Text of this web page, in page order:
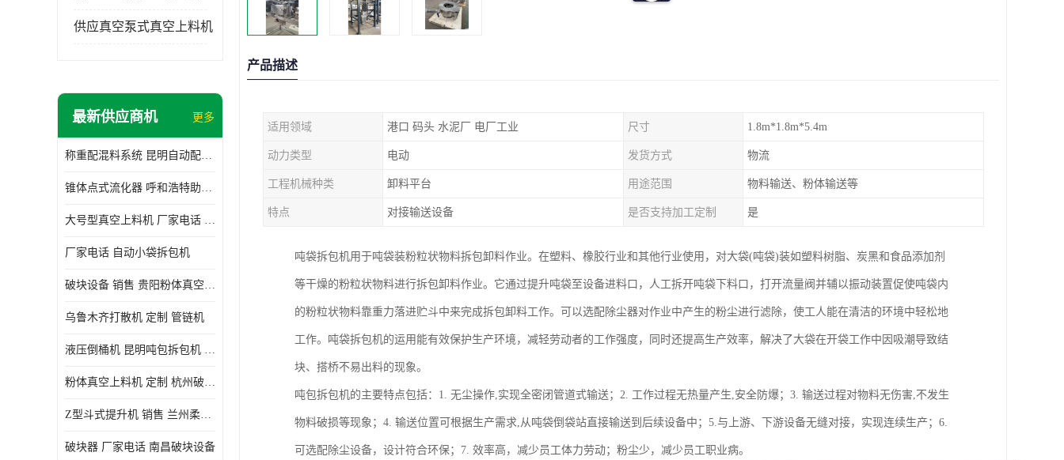
供应真空泵式真空上料机
最新供应商机 更多
称重配混料系统 昆明自动配料系统 厂家电话
锥体点式流化器 呼和浩特助流料斗 厂家
大号型真空上料机 厂家电话 武汉粉体料管链机
厂家电话 自动小袋拆包机
破块设备 销售 贵阳粉体真空上料机
乌鲁木齐打散机 定制 管链机
液压倒桶机 昆明吨包拆包机 定制
粉体真空上料机 定制 杭州破块器
Z型斗式提升机 销售 兰州柔性螺旋输送机
破块器 厂家电话 南昌破块设备
产品描述
适用领域 港口 码头 水泥厂 电厂工业 尺寸 1.8m*1.8m*5.4m
动力类型 电动 发货方式 物流
工程机械种类 卸料平台 用途范围 物料输送、粉体输送等
特点 对接输送设备 是否支持加工定制 是
吨袋拆包机用于吨袋装粉粒状物料拆包卸料作业。在塑料、橡胶行业和其他行业使用，对大袋(吨袋)装如塑料树脂、炭黑和食品添加剂
等干燥的粉粒状物料进行拆包卸料作业。它通过提升吨袋至设备进料口，人工拆开吨袋下料口，打开流量阀并辅以振动装置促使吨袋内
的粉粒状物料靠重力落进贮斗中来完成拆包卸料工作。可以选配除尘器对作业中产生的粉尘进行滤除，使工人能在清洁的环境中轻松地
工作。吨袋拆包机的运用能有效保护生产环境，减轻劳动者的工作强度，同时还提高生产效率，解决了大袋在开袋工作中因吸潮导致结
块、搭桥不易出料的现象。
吨包拆包机的主要特点包括：1. 无尘操作,实现全密闭管道式输送；2. 工作过程无热量产生,安全防爆；3. 输送过程对物料无伤害,不发生
物料破损等现象；4. 输送位置可根据生产需求,从吨袋倒袋站直接输送到后续设备中；5.与上游、下游设备无缝对接，实现连续生产；6.
可选配除尘设备，设计符合环保；7. 效率高，减少员工体力劳动；粉尘少，减少员工职业病。